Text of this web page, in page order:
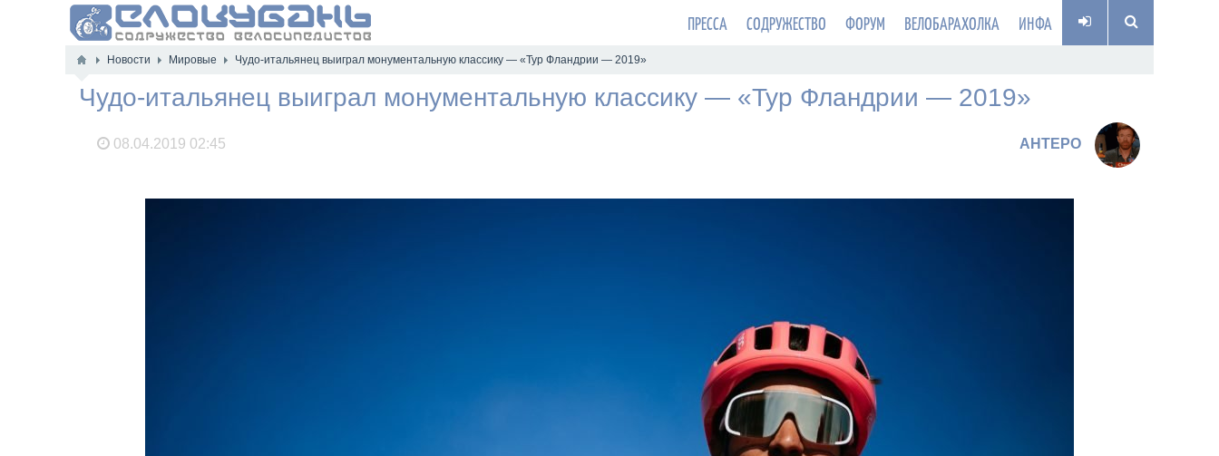
ПРЕССА СОДРУЖЕСТВО ФОРУМ ВЕЛОБАРАХОЛКА ИНФА
Новости Мировые Чудо-итальянец выиграл монументальную классику — «Тур Фландрии — 2019»
Чудо-итальянец выиграл монументальную классику — «Тур Фландрии — 2019»
08.04.2019 02:45 AHTEPO